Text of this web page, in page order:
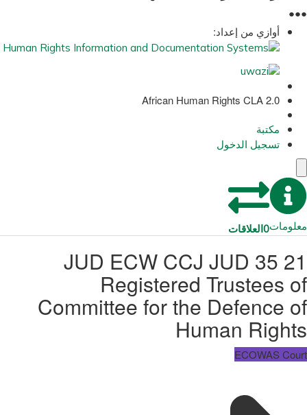
●
●
●
أوازي من إعداد:
African Human Rights CLA 2.0
مكتبة
تسجيل الدخول
معلومات0العلاقات
JUD ECW CCJ JUD 35 21
Registered Trustees of
Committee for the Defence of
Human Rights
ECOWAS Court